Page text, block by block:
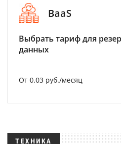
BaaS
Выбрать тариф для
данных
От 0.03 руб./месяц
ТЕХНИКА